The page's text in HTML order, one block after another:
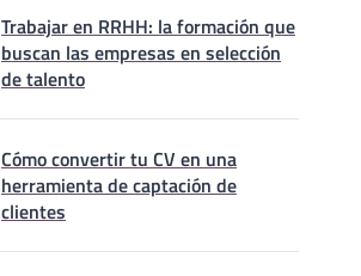
Trabajar en RRHH: la formación que
buscan las empresas en selección
de talento
Cómo convertir tu CV en una
herramienta de captación de
clientes